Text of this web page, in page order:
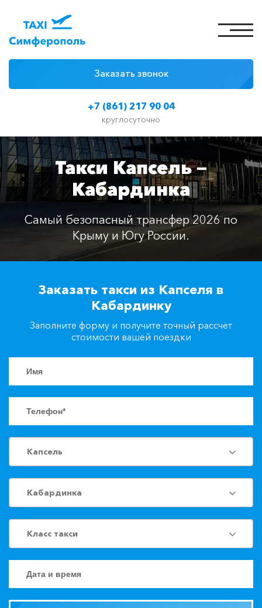
+7 (861) 217 90 04
круглосуточно
Заказать звонок
Цены на такси
Классы автомобилей
Отзывы
Контакты
Заказать такси
Такси Капсель —
Кабардинка
Самый безопасный трансфер 2026 по
Крыму и Югу России.
Заказать такси из Капселя в
Кабардинку
Заполните форму и получите точный рассчет
стоимости вашей поездки
Капсель
Кабардинка
Класс такси